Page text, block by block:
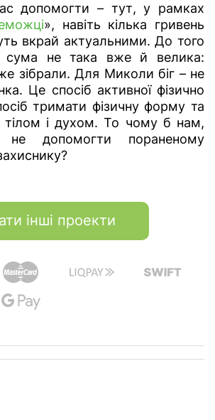
допомогти – тут, у рамках
», навіть кілька гривень
вкрай актуальними. До того
сума не така вже й велика:
зібрали. Для Миколи біг – не
Це спосіб активної фізично
тримати фізичну форму та
тілом і духом. То чому б нам,
допомогти пораненому
інші проекти